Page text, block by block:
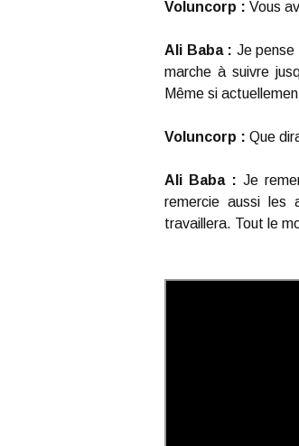
Voluncorp : Vous
Ali Baba : Je pense
marche à suivre
Même si
Voluncorp : Que
Ali Baba : Je
remercie aussi les
travaillera. Tout le